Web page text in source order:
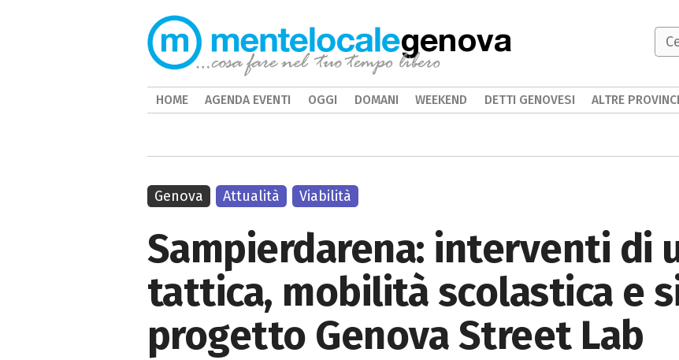
Sampierdarena: interventi di
tattica, mobilità scolastica e
progetto Genova Street Lab
Genova Attualità Viabilità
genova
HOME AGENDA EVENTI OGGI DOMANI WEEKEND DETTI GENOVESI ALTRE